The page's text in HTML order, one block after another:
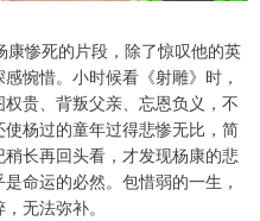
惨死的片段，除了惊叹他的英
惋惜。小时候看《射雕》时，
贵、背叛父亲、忘恩负义，不
杨过的童年过得悲惨无比，简
长再回头看，才发现杨康的悲
命运的必然。包惜弱的一生，
无法弥补。